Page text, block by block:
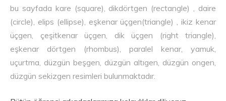
bu sayfada kare (square), dikdörtgen (rectangle) , daire
(circle), elips (ellipse), eşkenar üçgen(triangle) , ikiz kenar
üçgen, çeşitkenar üçgen, dik üçgen (right triangle),
eşkenar dörtgen (rhombus), paralel kenar, yamuk,
uçurtma, düzgün beşgen, düzgün altıgen, düzgün ongen,
düzgün sekizgen resimleri bulunmaktadır.